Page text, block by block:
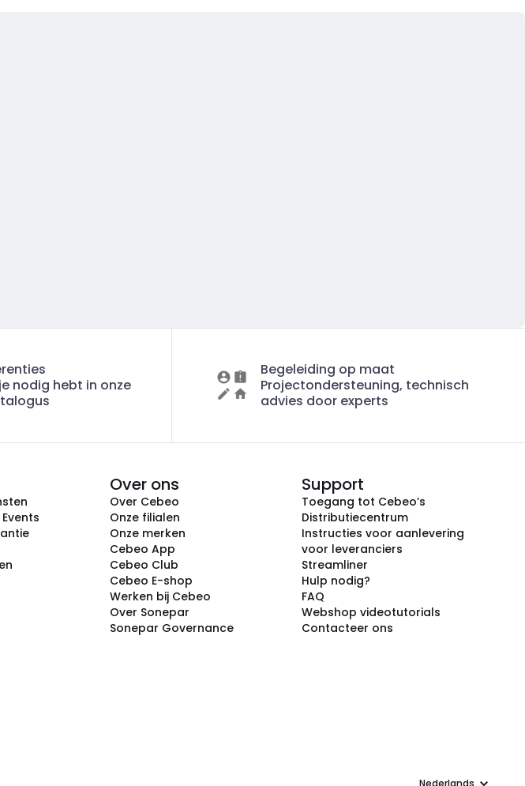
nodig hebt in onze
Begeleiding op maat
Projectondersteuning, technisch
advies door experts
Over ons
Over Cebeo
Onze filialen
Onze merken
Cebeo App
Cebeo Club
Cebeo E-shop
Werken bij Cebeo
Over Sonepar
Sonepar Governance
Support
Toegang tot Cebeo’s
Distributiecentrum
Instructies voor aanlevering
voor leveranciers
Streamliner
Hulp nodig?
FAQ
Webshop videotutorials
Contacteer ons